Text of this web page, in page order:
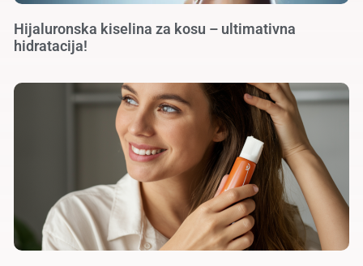
Hijaluronska kiselina za kosu – ultimativna
hidratacija!